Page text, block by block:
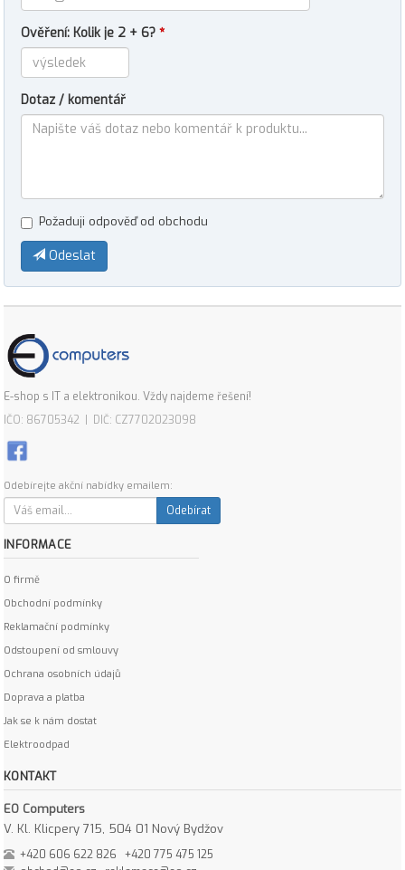
Ověření: Kolik je 2 + 6? *
Dotaz / komentář
Požaduji odpověď od obchodu
Odeslat
E-shop s IT a elektronikou. Vždy najdeme řešení!
IČO: 86705342 | DIČ: CZ7702023098
Odebírejte akční nabídky emailem:
Odebírat
INFORMACE
O firmě
Obchodní podmínky
Reklamační podmínky
Odstoupení od smlouvy
Ochrana osobních údajů
Doprava a platba
Jak se k nám dostat
Elektroodpad
KONTAKT
EO Computers
V. Kl. Klicpery 715, 504 01 Nový Bydžov
+420 606 622 826
+420 775 475 125